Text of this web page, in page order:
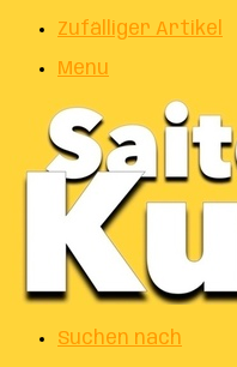
Zufälliger Artikel
Menu
Suchen nach